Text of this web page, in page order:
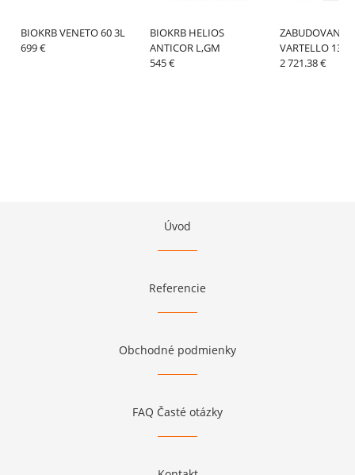
BIOKRB VENETO 60 3L
699 €
BIOKRB HELIOS
ANTICOR L,GM
545 €
ZABUDOVANÝ
VARTELLO 130
2 721.38 €
Úvod
Referencie
Obchodné podmienky
FAQ Časté otázky